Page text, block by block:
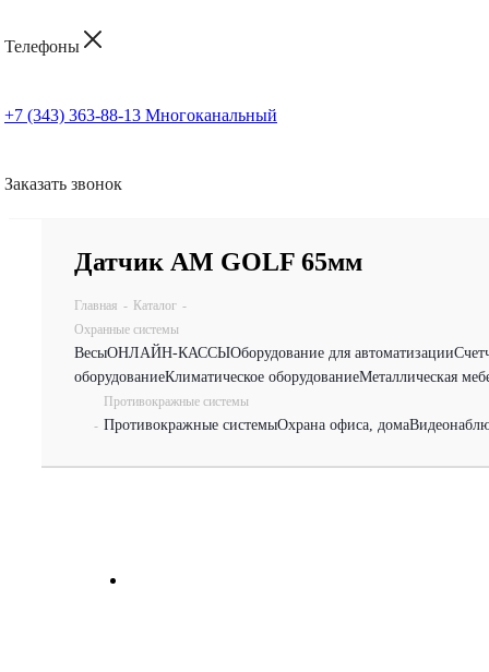
Телефоны
+7 (343) 363-88-13 Многоканальный
Заказать звонок
Датчик АМ GOLF 65мм
Главная - Каталог -
Охранные системы
ВесыОНЛАЙН-КАССЫОборудование для автоматизации
оборудованиеКлиматическое оборудованиеМеталлическая
-
Противокражные системы
Противокражные системыОхрана офиса, дома